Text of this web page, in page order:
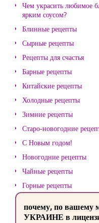
Чем украсить любимое
ярким соусом?
Блинные рецепты
Сырные рецепты
Рецепты для счастья
Барные рецепты
Китайские рецепты
Холодные рецепты
Зимние рецепты
Старо-новогодние
С Новым годом!
Новогодние рецепты
Чайные рецепты
Горные рецепты
почему, по вашему
УКРАИНЕ в